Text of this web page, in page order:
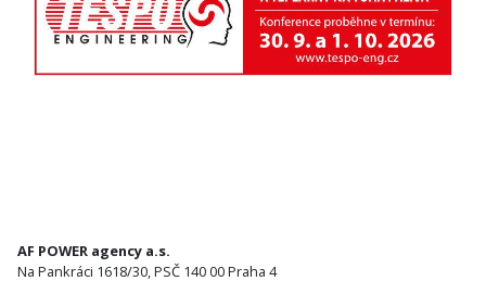
AF POWER agency a.s.
Na Pankráci 1618/30, PSČ 140 00 Praha 4